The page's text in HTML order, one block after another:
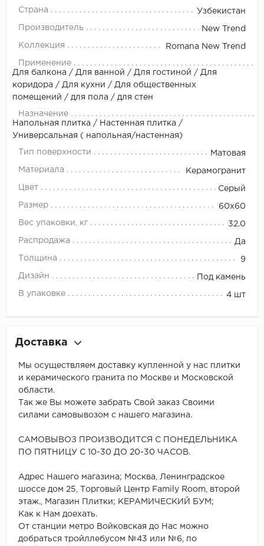
Страна Узбекистан
Производитель New Trend
Коллекция Romana New Trend
Применение
Для балкона / Для ванной / Для гостиной / Для
коридора / Для кухни / Для общественных
помещений / для пола / для стен
Назначение
Напольная плитка / Настенная плитка /
Универсальная ( напольная/настенная)
Тип поверхности Матовая
Материала Керамогранит
Цвет Серый
Размер 60x60
Вес упаковки, кг 32.0
Распродажа Да
Толщина 9
Дизайн Под камень
В упаковке 4 шт
Доставка
Мы осуществляем доставку купленной у нас плитки
и керамического гранита по Москве и Московской
области.
Так же Вы можете забрать Свой заказ Своими
силами самовывозом с нашего магазина.
САМОВЫВОЗ ПРОИЗВОДИТСЯ С ПОНЕДЕЛЬНИКА
ПО ПЯТНИЦУ С 10-30 ДО 20-30 ЧАСОВ.
Адрес Нашего магазина; Москва, Ленинградское
шоссе дом 25, Торговый Центр Family Room, второй
этаж., Магазин Плитки; КЕРАМИЧЕСКИЙ БУМ;
Как к Нам доехать.
От станции метро Войковская до Нас можно
добраться тройллебусом №43 или №6, по